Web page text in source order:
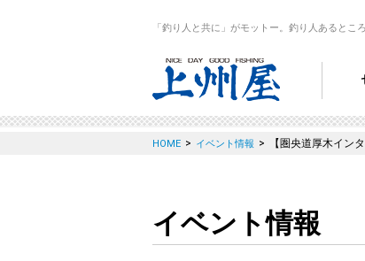
「釣り人と共に」がモットー。釣り人あるとこ
HOME > イベント情報 > 【圏央道厚木イン
イベント情報